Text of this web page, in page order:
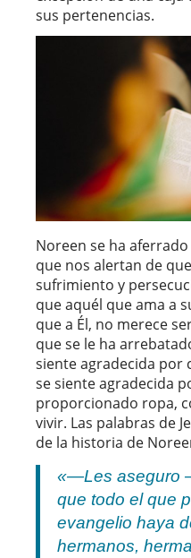
sus pertenencias.
Noreen se ha aferrado
que nos alertan de
sufrimiento y
que aquél que ama a
que a Él, no merece
que se le ha
siente agradecida por
se siente agradecida
proporcionado ropa,
vivir. Las palabras de
de la historia de
«—Les aseguro
que todo el que
evangelio haya
hermanos,